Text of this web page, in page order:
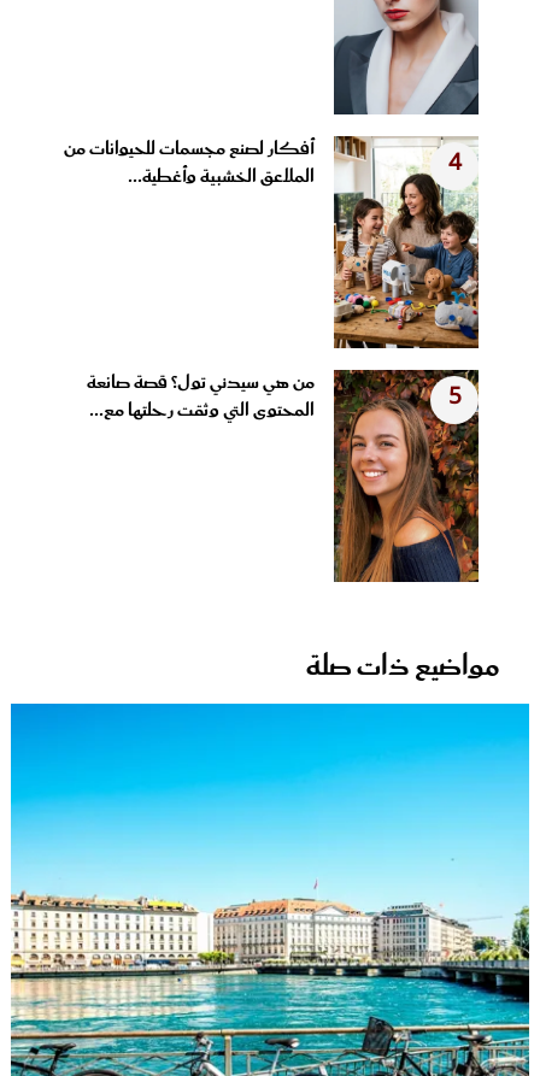
4
أفكار لصنع مجسمات للحيوانات من
الملاعق الخشبية وأغطية...
5
من هي سيدني تول؟ قصة صانعة
المحتوى التي وثقت رحلتها مع...
مواضيع ذات صلة